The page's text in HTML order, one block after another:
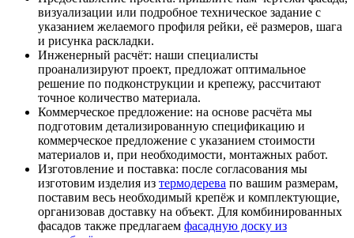
визуализации или подробное техническое задание с
указанием желаемого профиля рейки, её размеров, шага
и рисунка раскладки.
Инженерный расчёт: наши специалисты
проанализируют проект, предложат оптимальное
решение по подконструкции и крепежу, рассчитают
точное количество материала.
Коммерческое предложение: на основе расчёта мы
подготовим детализированную спецификацию и
коммерческое предложение с указанием стоимости
материалов и, при необходимости, монтажных работ.
Изготовление и поставка: после согласования мы
изготовим изделия из термодерева по вашим размерам,
поставим весь необходимый крепёж и комплектующие,
организовав доставку на объект. Для комбинированных
фасадов также предлагаем фасадную доску из